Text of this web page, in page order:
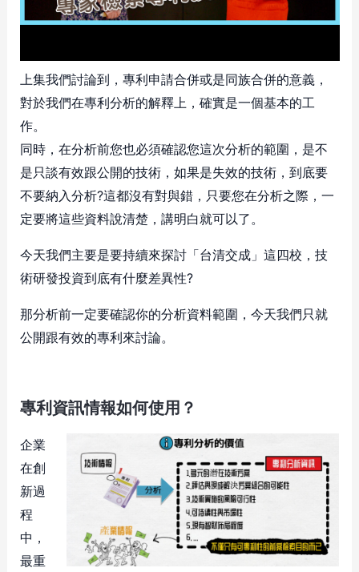
上集我們討論到，專利申請合併或是同族合併的意義，
對於我們在專利分析的解釋上，確實是一個基本的工
作。
同時，在分析前您也必須確認您這次分析的範圍，是不
是只談有效跟公開的技術，如果是失效的技術，到底要
不要納入分析?這都沒有對與錯，只要您在分析之際，一
定要將這些資料說清楚，講明白就可以了。
今天我們主要是要持續來探討「台清交成」這四校，技
術研發投資到底有什麼差異性?
那分析前一定要確認你的分析資料範圍，今天我們只就
公開跟有效的專利來討論。
專利資訊情報如何使用？
企業
在創
新過
程
中，
最重